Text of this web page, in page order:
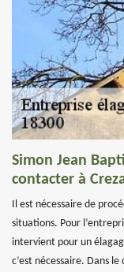
Simon Jean
contacter à
Il est nécessaire de
situations. Pour
intervient pour un
c’est nécessaire. Dans